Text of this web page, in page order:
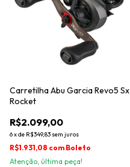
Carretilha Abu Garcia Revo5 Sx
Rocket
R$2.099,00
6xde R$349,83 sem juros
R$1.931,08 com Boleto
Atenção, última peça!